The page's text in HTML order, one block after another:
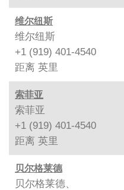
维尔纽斯
维尔纽斯
+1 (919) 401-4540
距离 英里
索菲亚
索菲亚
+1 (919) 401-4540
距离 英里
贝尔格莱德
贝尔格莱德、